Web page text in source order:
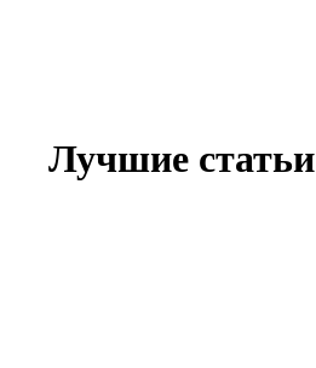
Лучшие статьи